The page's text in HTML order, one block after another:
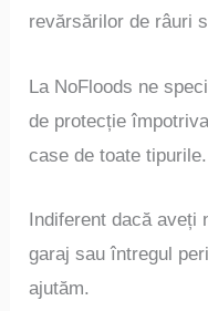
revărsărilor de râuri
La NoFloods ne
de protecție
case de toate tipurile.
Indiferent dacă aveți
garaj sau întregul
ajutăm.